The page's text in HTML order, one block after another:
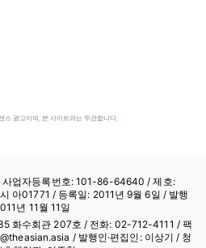
스 광고이며, 본 사이트와는 무관합니다.
사업자등록번호: 101-86-64640 / 제호:
아01771 / 등록일: 2011년 9월 6일 / 발행
년 11월 11일
화수회관 207호 / 전화: 02-712-4111 / 팩
/ 발행인·편집인: 이상기 / 청